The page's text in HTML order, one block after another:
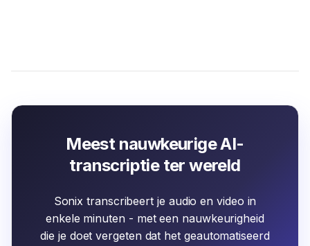
Meest nauwkeurige AI-
transcriptie ter wereld
Sonix transcribeert je audio en video in
enkele minuten - met een nauwkeurigheid
die je doet vergeten dat het geautomatiseerd